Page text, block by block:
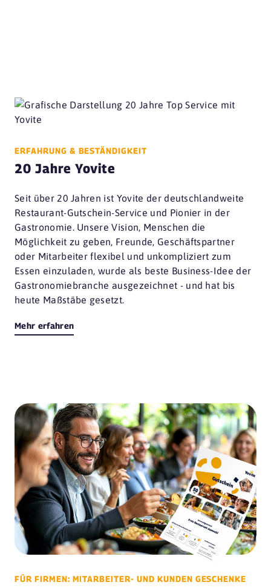
ERFAHRUNG & BESTÄNDIGKEIT
20 Jahre Yovite
Seit über 20 Jahren ist Yovite der deutschlandweite
Restaurant-Gutschein-Service und Pionier in der
Gastronomie. Unsere Vision, Menschen die
Möglichkeit zu geben, Freunde, Geschäftspartner
oder Mitarbeiter flexibel und unkompliziert zum
Essen einzuladen, wurde als beste Business-Idee der
Gastronomiebranche ausgezeichnet - und hat bis
heute Maßstäbe gesetzt.
Mehr erfahren
FÜR FIRMEN: MITARBEITER- UND KUNDEN GESCHENKE